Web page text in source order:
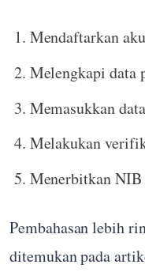
Mendaftarkan
Melengkapi data
Memasukkan
Melakukan
Menerbitkan
Pembahasan lebih
ditemukan pada